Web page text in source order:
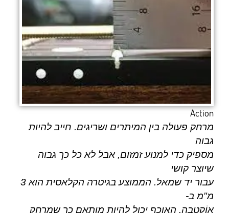
Action
מרחק פעולה בין המיתרים ושריגים. חייב להיות
גבוה
מספיק כדי למנוע זמזום, אבל לא כל כך גבוה
שיוצר קושי
עבור יד שמאל. הממוצע בגיטרה הקלאסית הוא 3
מ"מ ב-
אוֹקְטָבָה. האוכף יכול להיות מותאם כך שמרחק